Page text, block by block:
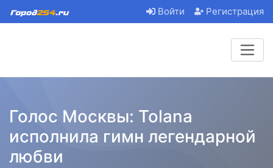
Войти Регистрация
Голос Москвы: Tolana
исполнила гимн легендарной
любви